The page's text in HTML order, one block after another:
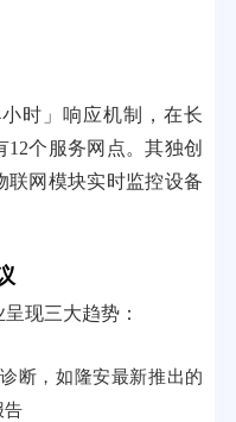
时」响应机制，在长
个服务网点。其独创
联网模块实时监控设备
现三大趋势：
断，如隆安最新推出的
告